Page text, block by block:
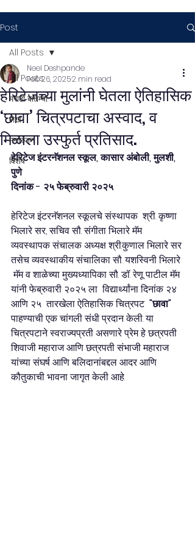
Post
All Posts
मराठी बातम्या
लेख
मनोरंजन
विशेष
All Posts
हेरिटेजच्या मुलांनी घेतला ऐतिहासिक
‘छावा’ चित्रपटाचा अस्वाद, व
मिळाला उस्फुर्त प्रतिसाद.
Neel Deshpande
Feb 26, 20252 min read
हेरिटेज इंटरनॅशनल स्कूल, कासार अंबोली, मुलशी,
पुणे
दिनांक - २५ फेब्रुवारी २०२५
हेरिटेज इंटरनॅशनल स्कूलचे संस्थापक  श्री. कृष्णा
भिलारे सर, सचिव सौ. संगीता भिलारे मॅम
व्यवस्थापक संचालक अध्यक्ष श्री.कुणाल भिलारे सर
तसेच व्यवस्थाकीय संचालिका सौ. यशस्विनी भिलारे
मॅम व शाळेच्या मुख्यध्यापिका सौ. डॉ. रेणू पाटील मॅम
यांनी फेब्रुवारी २०२५ ला  विद्यार्थ्यांना दिनांक २४
आणि २५  तारखेला ऐतिहासिक चित्रपट "छावा"
पाहण्याची एक चांगली संधी प्रदान केली. या
चित्रपटाने स्वराज्यप्रती असणारे प्रेम हे छत्रपती
शिवाजी महाराज आणि छत्रपती संभाजी महाराज
यांच्या संघर्ष आणि बलिदानांबद्दल आदर आणि
कौतुकाची भावना जागृत केली आहे.